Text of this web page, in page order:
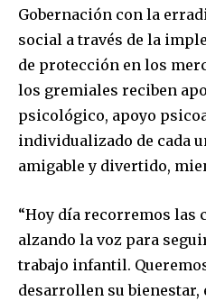
Gobernación con la
social a través de la
de protección en los
los gremiales reciben
psicológico, apoyo
individualizado de cada
amigable y divertido,
“Hoy día recorremos las
alzando la voz para
trabajo infantil.
desarrollen su bienestar,